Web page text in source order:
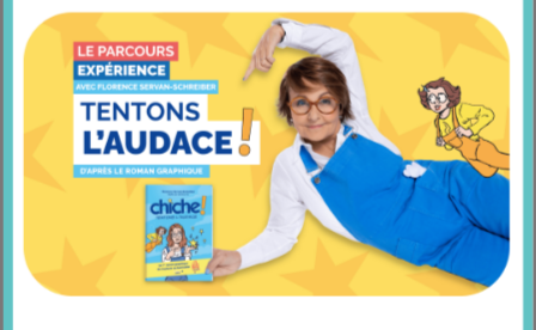
Bonheur et santé
5 COMMENTAIRES SUR “7 TECHNIQUES
POUR NE PAS SE LAISSER TOMBER”
Merci beaucoup pour vos conseils j’ai pas l’habitude de commenter